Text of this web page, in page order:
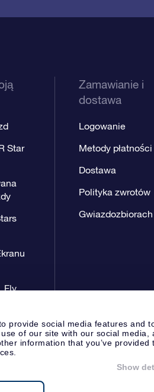
provide social media features and
of our site with our social media,
information that you’ve provided
Show
Star
Zamawianie i
dostawa
Logowanie
Metody płatności
Dostawa
Polityka zwrotów
Gwiazdozbiorach
Strona prasowa